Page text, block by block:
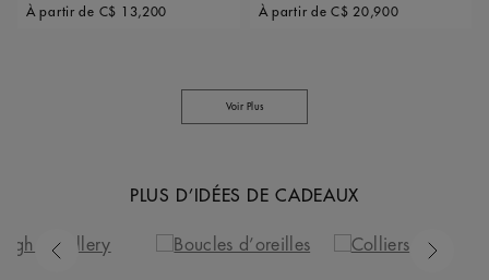
Original price
À partir de C$ 13,200 Original price
À partir de C$ 20,900
Voir Plus
PLUS D’IDÉES DE CADEAUX